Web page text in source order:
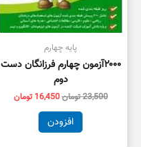
پایه چهارم
۲۰۰۰آزمون چهارم فرزانگان دست
دوم
23,500تومان16,450 تومان
افزودن